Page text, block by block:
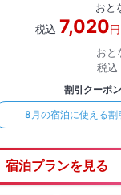
おと
税込 7,020円
おと
税込
割引クーポ
8月の宿泊に使える割
宿泊プランを見る